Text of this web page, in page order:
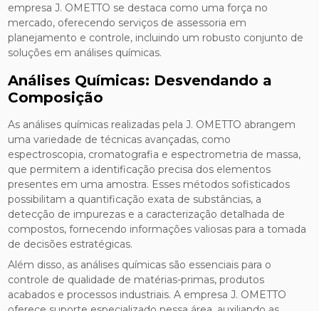
empresa J. OMETTO se destaca como uma força no
mercado, oferecendo serviços de assessoria em
planejamento e controle, incluindo um robusto conjunto de
soluções em análises químicas.
Análises Químicas: Desvendando a
Composição
As análises químicas realizadas pela J. OMETTO abrangem
uma variedade de técnicas avançadas, como
espectroscopia, cromatografia e espectrometria de massa,
que permitem a identificação precisa dos elementos
presentes em uma amostra. Esses métodos sofisticados
possibilitam a quantificação exata de substâncias, a
detecção de impurezas e a caracterização detalhada de
compostos, fornecendo informações valiosas para a tomada
de decisões estratégicas.
Além disso, as análises químicas são essenciais para o
controle de qualidade de matérias-primas, produtos
acabados e processos industriais. A empresa J. OMETTO